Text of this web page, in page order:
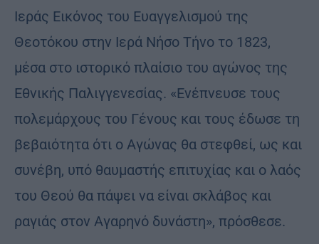
Ιεράς Εικόνος του Ευαγγελισμού της
Θεοτόκου στην Ιερά Νήσο Τήνο το 1823,
μέσα στο ιστορικό πλαίσιο του αγώνος της
Εθνικής Παλιγγενεσίας. «Ενέπνευσε τους
πολεμάρχους του Γένους και τους έδωσε τη
βεβαιότητα ότι ο Αγώνας θα στεφθεί, ως και
συνέβη, υπό θαυμαστής επιτυχίας και ο λαός
του Θεού θα πάψει να είναι σκλάβος και
ραγιάς στον Αγαρηνό δυνάστη», πρόσθεσε.